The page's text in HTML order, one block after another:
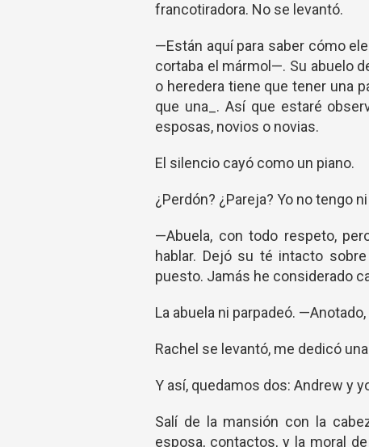
francotiradora. No se levantó.
—Están aquí para saber cómo
cortaba el mármol—. Su abuelo
o heredera tiene que tener una
que una_. Así que estaré
esposas, novios o novias.
El silencio cayó como un piano.
¿Perdón? ¿Pareja? Yo no tengo
—Abuela, con todo respeto,
hablar. Dejó su té intacto
puesto. Jamás he considerado
La abuela ni parpadeó.
Rachel se levantó, me dedicó
Y así, quedamos dos: Andrew y
Salí de la mansión con la
esposa, contactos, y la moral